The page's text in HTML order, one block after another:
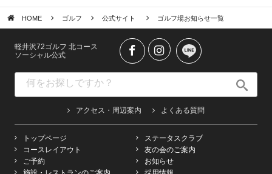
HOME ゴルフ 公式サイト ゴルフ場お知らせ一覧
軽井沢72ゴルフ 北コース
ソーシャル公式
アクセス・周辺案内 よくある質問
トップページ
ステータスクラブ
コースレイアウト
友の会のご案内
ご予約
お知らせ